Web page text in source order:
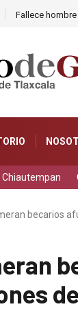
Fallece
Chiautempan
becarios